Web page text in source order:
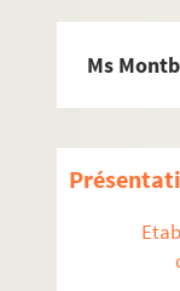
MsMs
Ms
Ms
Ms